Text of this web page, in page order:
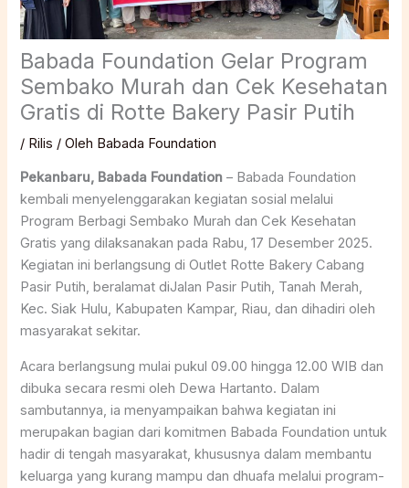
Babada Foundation Gelar Program
Sembako Murah dan Cek Kesehatan
Gratis di Rotte Bakery Pasir Putih
/ Rilis / Oleh Babada Foundation
Pekanbaru, Babada Foundation – Babada Foundation
kembali menyelenggarakan kegiatan sosial melalui
Program Berbagi Sembako Murah dan Cek Kesehatan
Gratis yang dilaksanakan pada Rabu, 17 Desember 2025.
Kegiatan ini berlangsung di Outlet Rotte Bakery Cabang
Pasir Putih, beralamat diJalan Pasir Putih, Tanah Merah,
Kec. Siak Hulu, Kabupaten Kampar, Riau, dan dihadiri oleh
masyarakat sekitar.
Acara berlangsung mulai pukul 09.00 hingga 12.00 WIB dan
dibuka secara resmi oleh Dewa Hartanto. Dalam
sambutannya, ia menyampaikan bahwa kegiatan ini
merupakan bagian dari komitmen Babada Foundation untuk
hadir di tengah masyarakat, khususnya dalam membantu
keluarga yang kurang mampu dan dhuafa melalui program-